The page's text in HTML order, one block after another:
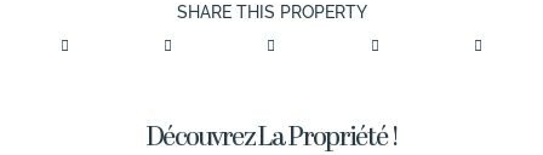
SHARE THIS PROPERTY
Découvrez La Propriété !